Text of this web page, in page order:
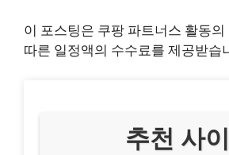
이 포스팅은 쿠팡 파트너스 활동의
따른 일정액의 수수료를 제공받습
추천 사이